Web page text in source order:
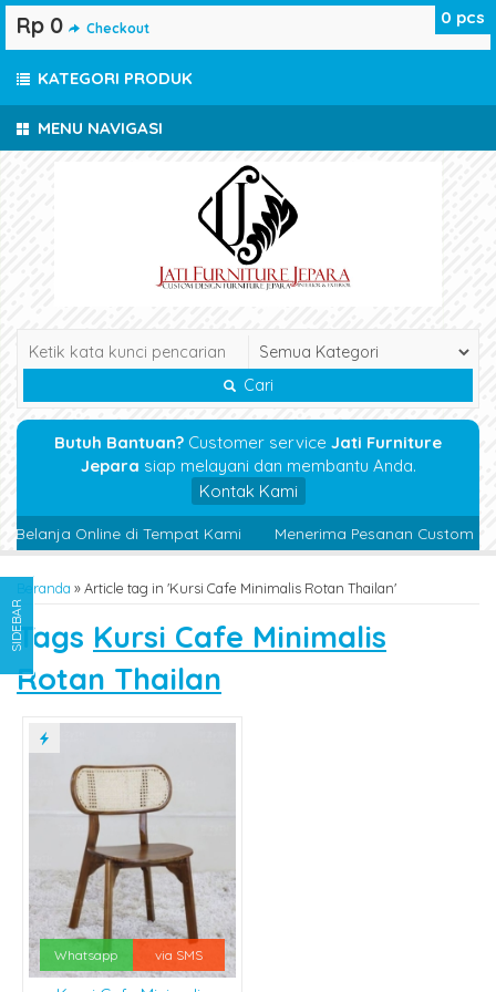
MENU NAVIGASI
Cari
Butuh Bantuan? Customer service Jati Furniture
Jepara siap melayani dan membantu Anda.
Kontak Kami
Belanja Online di Tempat Kami Menerima Pesanan Custom
Beranda »Article tag in 'Kursi Cafe Minimalis Rotan Thailan'
Tags Kursi Cafe Minimalis
Rotan Thailan
Whatsapp via SMS
0 pcs
Rp 0 Checkout
KATEGORI PRODUK
SIDEBAR